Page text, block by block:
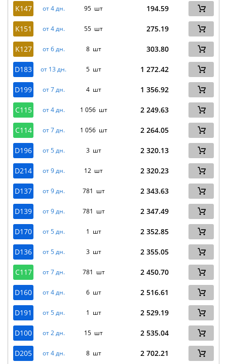
K147
от 4 дн. 95 шт 194.59
K151 от 4 дн. 55 шт 275.19
K127 от 6 дн. 8 шт 303.80
D183 от 13 дн. 5 шт 1 272.42
D199 от 7 дн. 4 шт 1 356.92
C115 от 4 дн. 1 056 шт 2 249.63
C114 от 7 дн. 1 056 шт 2 264.05
D196 от 5 дн. 3 шт 2 320.13
D214 от 9 дн. 12 шт 2 320.23
D137 от 9 дн. 781 шт 2 343.63
D139 от 9 дн. 781 шт 2 347.49
D170 от 5 дн. 1 шт 2 352.85
D136 от 5 дн. 3 шт 2 355.05
C117 от 7 дн. 781 шт 2 450.70
D160 от 4 дн. 6 шт 2 516.61
D191 от 5 дн. 1 шт 2 529.19
D100 от 2 дн. 15 шт 2 535.04
D205 от 4 дн. 8 шт 2 702.21